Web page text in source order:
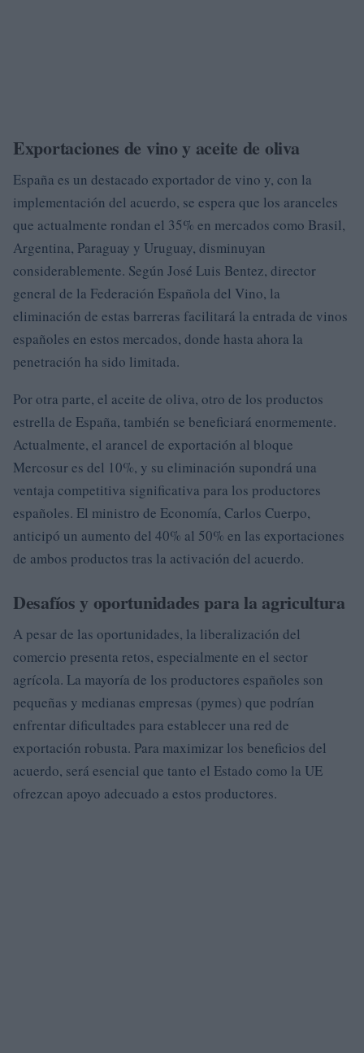
Exportaciones de vino y aceite de oliva
España es un destacado exportador de vino y, con la
implementación del acuerdo, se espera que los aranceles
que actualmente rondan el 35% en mercados como Brasil,
Argentina, Paraguay y Uruguay, disminuyan
considerablemente. Según José Luis Bentez, director
general de la Federación Española del Vino, la
eliminación de estas barreras facilitará la entrada de vinos
españoles en estos mercados, donde hasta ahora la
penetración ha sido limitada.
Por otra parte, el aceite de oliva, otro de los productos
estrella de España, también se beneficiará enormemente.
Actualmente, el arancel de exportación al bloque
Mercosur es del 10%, y su eliminación supondrá una
ventaja competitiva significativa para los productores
españoles. El ministro de Economía, Carlos Cuerpo,
anticipó un aumento del 40% al 50% en las exportaciones
de ambos productos tras la activación del acuerdo.
Desafíos y oportunidades para la agricultura
A pesar de las oportunidades, la liberalización del
comercio presenta retos, especialmente en el sector
agrícola. La mayoría de los productores españoles son
pequeñas y medianas empresas (pymes) que podrían
enfrentar dificultades para establecer una red de
exportación robusta. Para maximizar los beneficios del
acuerdo, será esencial que tanto el Estado como la UE
ofrezcan apoyo adecuado a estos productores.